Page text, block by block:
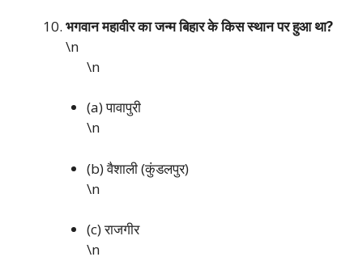
भगवान महावीर का जन्म बिहार के किस स्थान पर हुआ था?
\n
\n
(a) पावापुरी
\n
(b) वैशाली (कुंडलपुर)
\n
(c) राजगीर
\n